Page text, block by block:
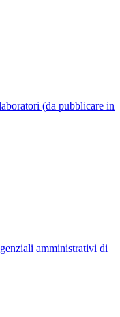
(da pubblicare in
amministrativi di